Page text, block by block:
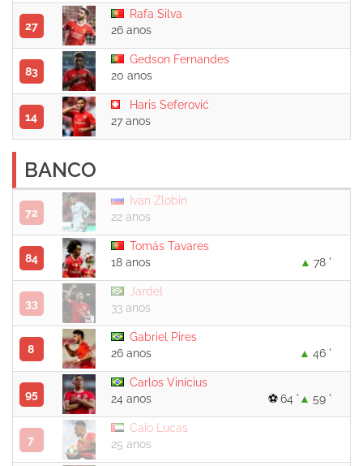
27
Rafa Silva
26 anos
83
Gedson Fernandes
20 anos
14
Haris Seferović
27 anos
BANCO
72
Ivan Zlobin
22 anos
84
Tomás Tavares
18 anos
78 '
33
Jardel
33 anos
8
Gabriel Pires
26 anos
46 '
95
Carlos Vinícius
24 anos
59 '
64 '
7
Caio Lucas
25 anos